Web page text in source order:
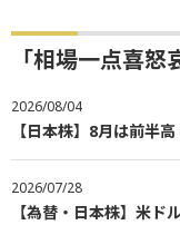
「相場一点喜
2026/08/04
【日本株】8月は前半
2026/07/28
【為替・日本株】米